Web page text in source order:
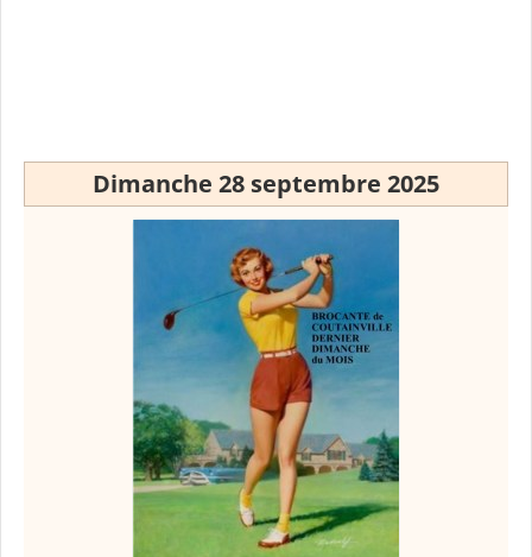
Dimanche 28 septembre 2025